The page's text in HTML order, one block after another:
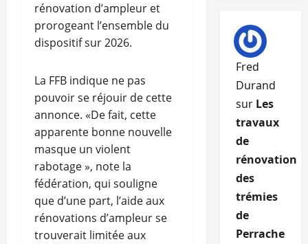
rénovation d’ampleur et
prorogeant l’ensemble du
dispositif sur 2026.
La FFB indique ne pas
pouvoir se réjouir de cette
annonce. «De fait, cette
apparente bonne nouvelle
masque un violent
rabotage », note la
fédération, qui souligne
que d’une part, l’aide aux
rénovations d’ampleur se
trouverait limitée aux
Fred
Durand
sur Les
travaux
de
rénovation
des
trémies
de
Perrache